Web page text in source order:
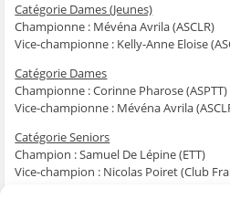
Catégorie Dames (Jeunes)
Championne : Mévéna Avrila (ASCLR)
Vice-championne : Kelly-Anne Eloise
Catégorie Dames
Championne : Corinne Pharose (ASPTT)
Vice-championne : Mévéna Avrila
Catégorie Seniors
Champion : Samuel De Lépine (ETT)
Vice-champion : Nicolas Poiret (Club